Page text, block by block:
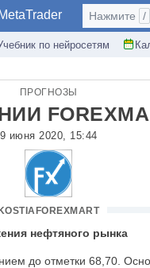
MetaTrader
по нейросетям
Нажмите /
ПРОГНОЗЫ
9 июня 2020, 15:44
KOSTIAFOREXMART
нефтяного рынка
до отметки 68,70.